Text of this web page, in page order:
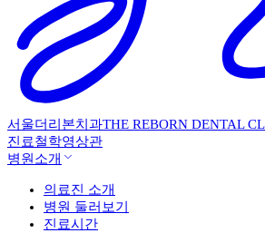
서울더리본치과THE REBORN DENTAL
진료철학영상관
병원소개
의료진 소개
병원 둘러보기
진료시간